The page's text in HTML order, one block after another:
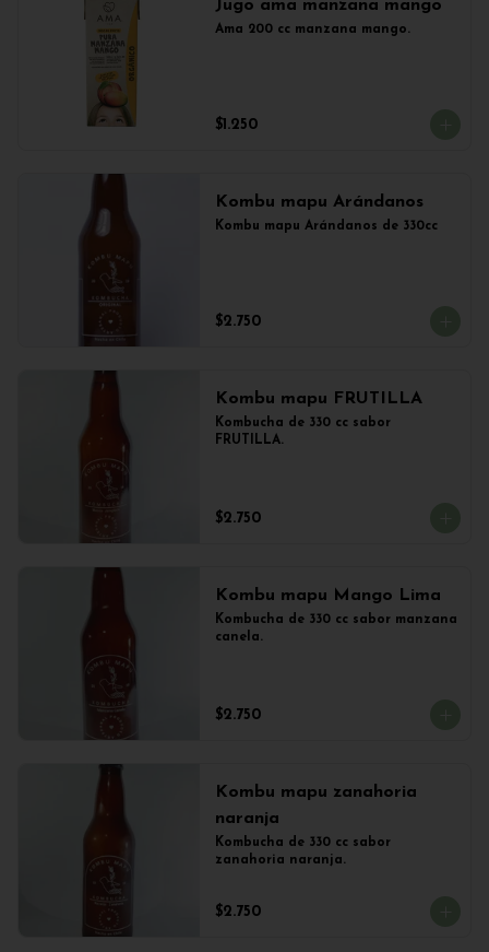
Jugo ama manzana mango
Ama 200 cc manzana mango.
$1.250
Kombu mapu Arándanos
Kombu mapu Arándanos de 330cc
$2.750
Kombu mapu FRUTILLA
Kombucha de 330 cc sabor
FRUTILLA.
$2.750
Kombu mapu Mango Lima
Kombucha de 330 cc sabor manzana
canela.
$2.750
Kombu mapu zanahoria
naranja
Kombucha de 330 cc sabor
zanahoria naranja.
$2.750